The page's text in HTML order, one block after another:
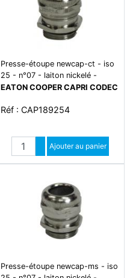
Presse-étoupe newcap-ct - iso
25 - n°07 - laiton nickelé -
ip66/68 - plage de température
EATON COOPER CAPRI CODEC
Réf : CAP189254
Quantité
Augmenter quantité
Diminuer quantité
Ajouter au panier
Presse-étoupe newcap-ms - iso